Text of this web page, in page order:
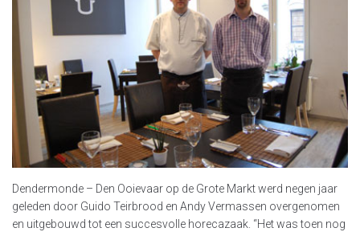
Dendermonde – Den Ooievaar op de Grote Markt werd negen jaar
geleden door Guido Teirbrood en Andy Vermassen overgenomen
en uitgebouwd tot een succesvolle horecazaak. “Het was toen nog